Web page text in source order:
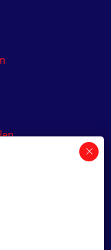
voor
Vraag een